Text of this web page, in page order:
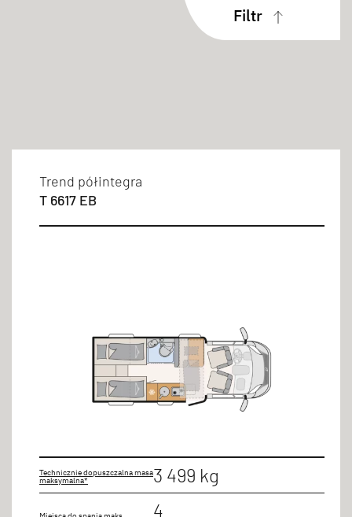
Miejsca do spania
Rodzaje łóżek
Łóżko podnoszone
Łóżko podwójne
Filtr
Trend półintegra
T 6617 EB
Technicznie dopuszczalna masa
maksymalna* 3 499 kg
4